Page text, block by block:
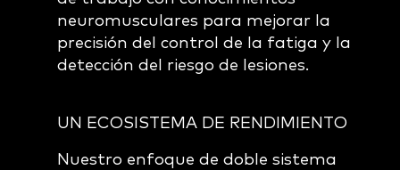
neuromusculares para mejorar la
precisión del control de la fatiga y la
detección del riesgo de lesiones.
UN ECOSISTEMA DE RENDIMIENTO
Nuestro enfoque de doble sistema